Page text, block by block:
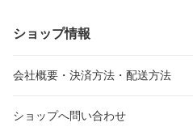
ショップ情報
会社概要・決済方法・配送方法
ショップへ問い合わせ